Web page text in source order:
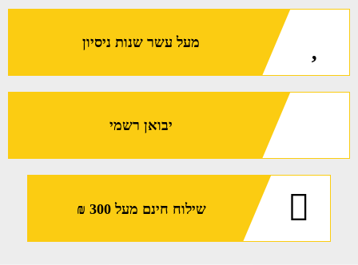
מעל עשר שנות ניסיון
יבואן רשמי
שילוח חינם מעל 300 ₪